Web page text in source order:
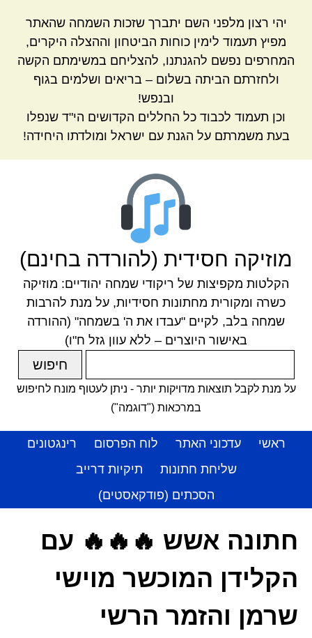
יהי רצון מלפני השם יתברך שזכות השמחה שהאתר
מפיץ תעמוד לימין כוחות הביטחון וההצלה היקרים,
המחרפים נפשם להגנתנו, להצליחם במשימתם הקשה
ולחזרתם הביתה בשלום – בריאים ושלמים בגוף
ובנפש!
וכן תעמוד לכבוד כל החללים הקדושים הי"ד שנפלו
בעת משמרתם על הגנת עם ישראל ומולדתו היחידה!
מוזיקה חסידית (להורדה בחינם)
הקלטות מקפיצות של ריקודי שמחה יהודיים: מוזיקה
כשרה ומקורית מחתונות חסידיות, על מנת להרבות
שמחה בלב, לקיים "עבדו את ה' בשמחה" (ההורדה
באישור היוצרים – ללא עוון גזל ח"ו)
על מנת לקבל תוצאות מדויקות יותר - ניתן לעטוף מונח לחיפוש
במרכאות ("דוגמה")
ראשי עדכוני האתר לוח הפרסום
רינגטונים
שליחת חתונות
תיקיות דרייב
הסכתים (פודקאסטים)
חתונה אשש 🔥🔥🔥 עם
הקלידן המוכשר מוישי
שרמן והזמר הרשי